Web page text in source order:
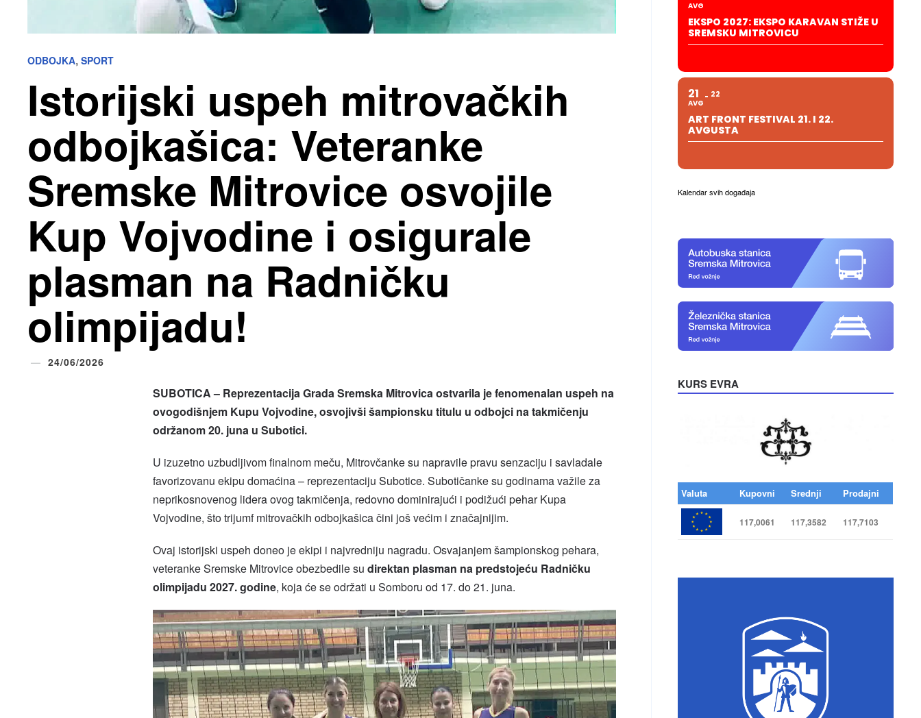
ODBOJKA,SPORT
Istorijski uspeh mitrovačkih
odbojkašica: Veteranke
Sremske Mitrovice osvojile
Kup Vojvodine i osigurale
plasman na Radničku
olimpijadu!
24/06/2026
SUBOTICA – Reprezentacija Grada Sremska Mitrovica ostvarila je fenomenalan uspeh na
ovogodišnjem Kupu Vojvodine, osvojivši šampionsku titulu u odbojci na takmičenju
održanom 20. juna u Subotici.
U izuzetno uzbudljivom finalnom meču, Mitrovčanke su napravile pravu senzaciju i savladale
favorizovanu ekipu domaćina – reprezentaciju Subotice. Subotičanke su godinama važile za
neprikosnovenog lidera ovog takmičenja, redovno dominirajući i podižući pehar Kupa
Vojvodine, što trijumf mitrovačkih odbojkašica čini još većim i značajnijim.
Ovaj istorijski uspeh doneo je ekipi i najvredniju nagradu. Osvajanjem šampionskog pehara,
veteranke Sremske Mitrovice obezbedile su direktan plasman na predstojeću Radničku
olimpijadu 2027. godine, koja će se održati u Somboru od 17. do 21. juna.
AVG
EKSPO 2027: EKSPO KARAVAN STIŽE U
SREMSKU MITROVICU
21
AVG
22
ART FRONT FESTIVAL 21. I 22.
AVGUSTA
Kalendar svih događaja
KURS EVRA
Valuta Kupovni Srednji Prodajni
117,0061 117,3582 117,7103